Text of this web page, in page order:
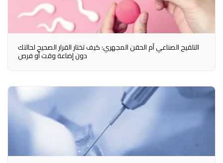
التلقيح الصناعي أم الحقن المجهري: كيف تختار القرار الصحيح لحالتك
دون إضاعة وقت أو فرص